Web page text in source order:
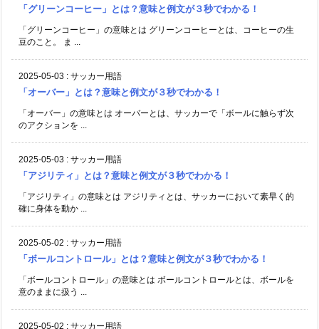
「グリーンコーヒー」とは？意味と例文が３秒でわかる！
「グリーンコーヒー」の意味とは グリーンコーヒーとは、コーヒーの生
豆のこと。 ま ...
2025-05-03 : サッカー用語
「オーバー」とは？意味と例文が３秒でわかる！
「オーバー」の意味とは オーバーとは、サッカーで「ボールに触らず次
のアクションを ...
2025-05-03 : サッカー用語
「アジリティ」とは？意味と例文が３秒でわかる！
「アジリティ」の意味とは アジリティとは、サッカーにおいて素早く的
確に身体を動か ...
2025-05-02 : サッカー用語
「ボールコントロール」とは？意味と例文が３秒でわかる！
「ボールコントロール」の意味とは ボールコントロールとは、ボールを
意のままに扱う ...
2025-05-02 : サッカー用語